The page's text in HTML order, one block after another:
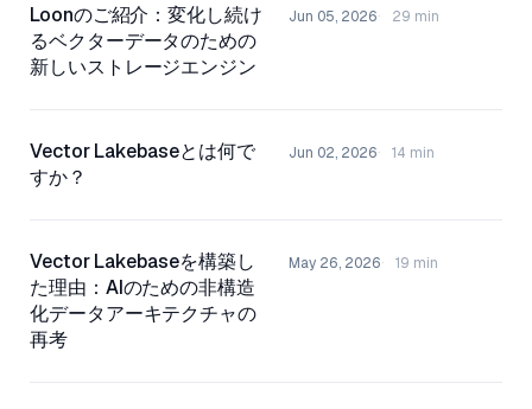
Loonのご紹介：変化し続け
るベクターデータのための
新しいストレージエンジン
Jun 05, 2026 29 min
Vector Lakebaseとは何で
すか？
Jun 02, 2026 14 min
Vector Lakebaseを構築し
た理由：AIのための非構造
化データアーキテクチャの
再考
May 26, 2026 19 min